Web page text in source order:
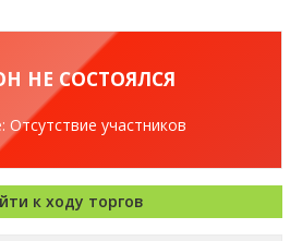
НЕ СОСТОЯЛСЯ
Отсутствие участников
к ходу торгов